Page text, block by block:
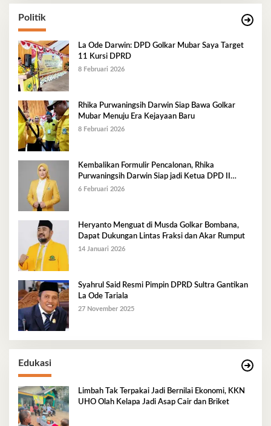
Politik
La Ode Darwin: DPD Golkar Mubar Saya Target
11 Kursi DPRD
8 Februari 2026
Rhika Purwaningsih Darwin Siap Bawa Golkar
Mubar Menuju Era Kejayaan Baru
8 Februari 2026
Kembalikan Formulir Pencalonan, Rhika
Purwaningsih Darwin Siap jadi Ketua DPD II
Golkar Mubar
6 Februari 2026
Heryanto Menguat di Musda Golkar Bombana,
Dapat Dukungan Lintas Fraksi dan Akar Rumput
14 Januari 2026
Syahrul Said Resmi Pimpin DPRD Sultra Gantikan
La Ode Tariala
27 November 2025
Edukasi
Limbah Tak Terpakai Jadi Bernilai Ekonomi, KKN
UHO Olah Kelapa Jadi Asap Cair dan Briket